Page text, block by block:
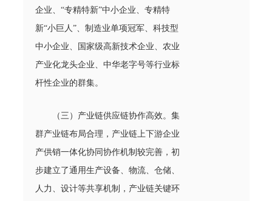
企业、“专精特新”中小企业、专精特
新“小巨人”、制造业单项冠军、科技型
中小企业、国家级高新技术企业、农业
产业化龙头企业、中华老字号等行业标
杆性企业的群集。
（三）产业链供应链协作高效。集
群产业链布局合理，产业链上下游企业
产供销一体化协同协作机制较完善，初
步建立了通用生产设备、物流、仓储、
人力、设计等共享机制，产业链关键环